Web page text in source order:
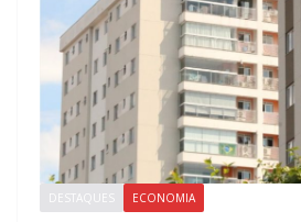
DESTAQUES ECONOMIA